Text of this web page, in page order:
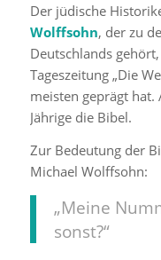
Der jüdische
Wolffsohn, der zu
Deutschlands
Tageszeitung „Die
meisten geprägt hat.
Jährige die Bibel.
Zur Bedeutung der
Michael Wolffsohn:
„Meine
sonst?“